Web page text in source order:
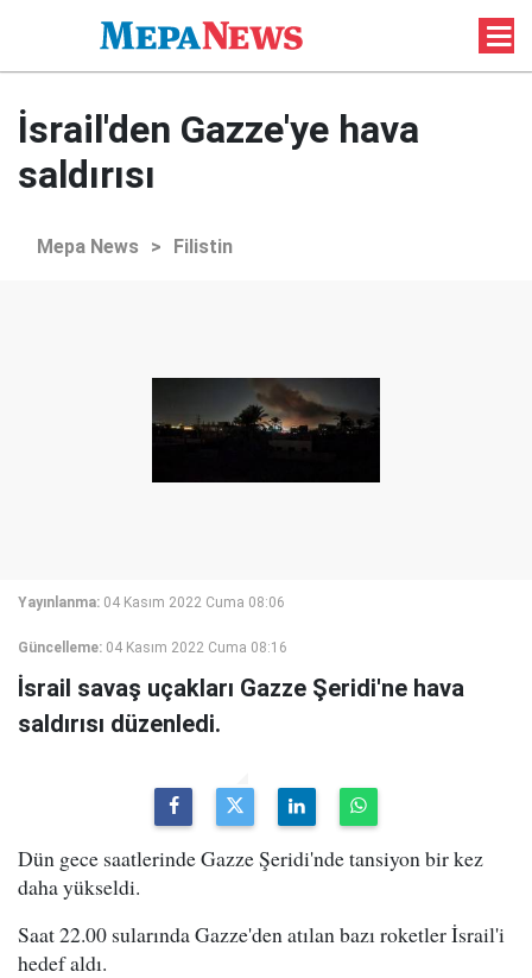
İsrail'den Gazze'ye hava
saldırısı
Mepa News > Filistin
Yayınlanma: 04 Kasım 2022 Cuma 08:06
Güncelleme: 04 Kasım 2022 Cuma 08:16
İsrail savaş uçakları Gazze Şeridi'ne hava
saldırısı düzenledi.
Dün gece saatlerinde Gazze Şeridi'nde tansiyon bir kez
daha yükseldi.
Saat 22.00 sularında Gazze'den atılan bazı roketler İsrail'i
hedef aldı.